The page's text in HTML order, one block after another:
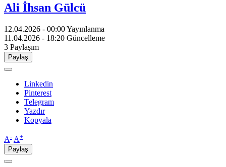
Ali İhsan Gülcü
12.04.2026 - 00:00Yayınlanma
11.04.2026 - 18:20 Güncelleme
3 Paylaşım
Paylaş
Linkedin
Pinterest
Telegram
Yazdır
Kopyala
A- A+
Paylaş